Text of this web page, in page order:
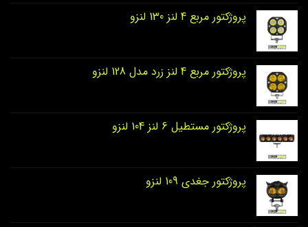
پروژکتور مربع 4 لنز 130 لنزو
پروژکتور مربع 4 لنز زرد مدل 128 لنزو
پروژکتور مستطیل 6 لنز 104 لنزو
پروژکتور جغدی 109 لنزو